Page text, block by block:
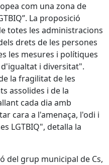
com una zona de
La proposició
totes les administracions
drets de les persones
les mesures i polítiques
i diversitat".
la fragilitat de les
assolides i de la
cada dia amb
cara a l'amenaça, l'odi i
LGTBIQ", detalla la
del grup municipal de Cs,